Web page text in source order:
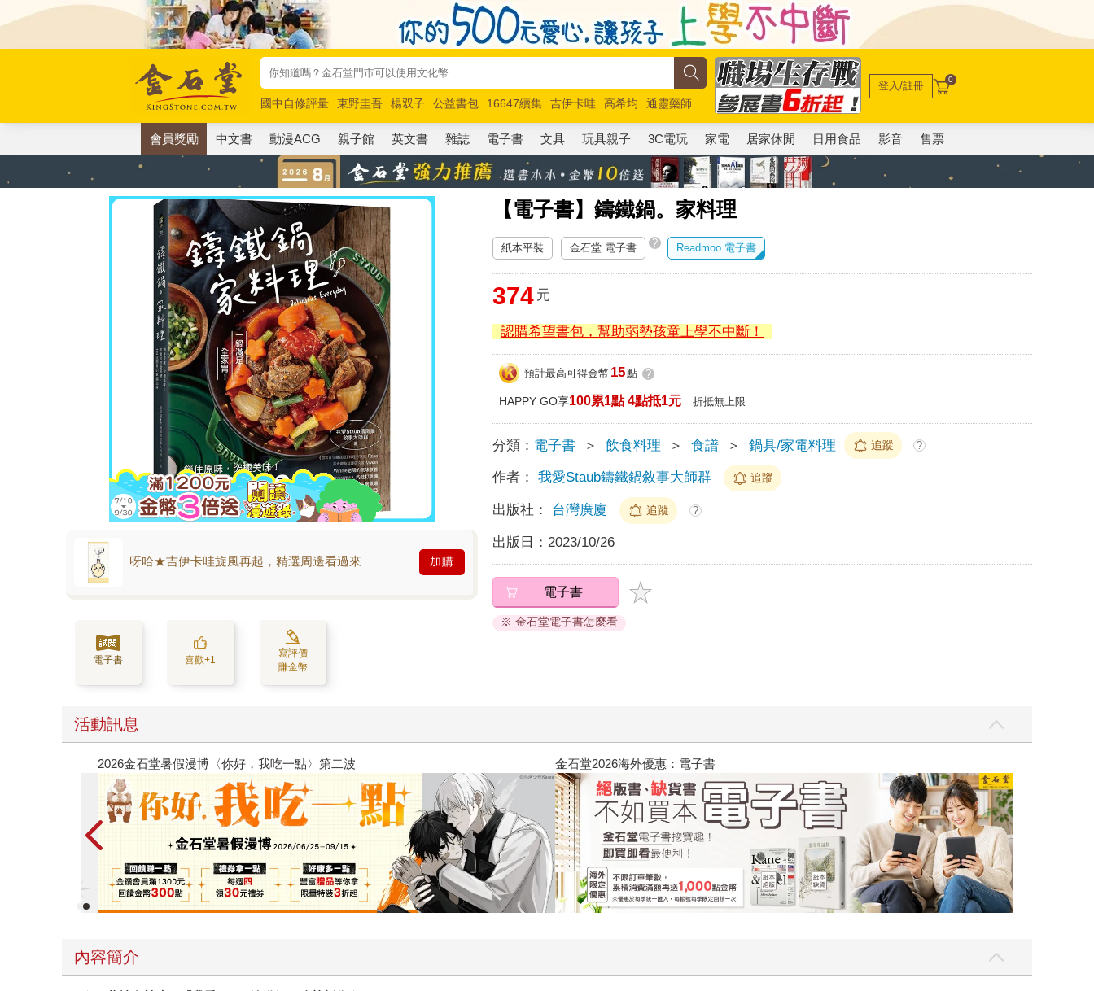
國中自修評量 東野圭吾 楊双子 公益書包 16647續集 吉伊卡哇 高希均
通靈藥師
唯紅花綻放
奧德賽 路邊攤新作 馬斯克 玩具總動員5 超慢跑
登入/註冊 0
會員獎勵 中文書 動漫ACG 親子館 英文書 雜誌 電子書 文具 玩具親子 3C電玩 家電 居家休閒 日用食品 影音 售票
【電子書】鑄鐵鍋。家料理
呀哈★吉伊卡哇旋風再起，精選周邊看過來 加購
電子書 喜歡+1
寫評價
賺金幣
紙本平裝 金石堂 電子書 ? Readmoo 電子書
374 元
認購希望書包，幫助弱勢孩童上學不中斷！
預計最高可得金幣 15點 ?
HAPPY GO享100累1點 4點抵1元 折抵無上限
分類： 電子書 ＞ 飲食料理 ＞ 食譜 ＞ 鍋具/家電料理 追蹤 ?
作者： 我愛Staub鑄鐵鍋敘事大師群 追蹤
出版社： 台灣廣廈 追蹤 ?
出版日： 2023/10/26
電子書
※ 金石堂電子書怎麼看
活動訊息
春光ｘ奇幻基地｜全書系展 2026金石堂暑假漫博〈你好，我吃一點〉第二波
內容簡介